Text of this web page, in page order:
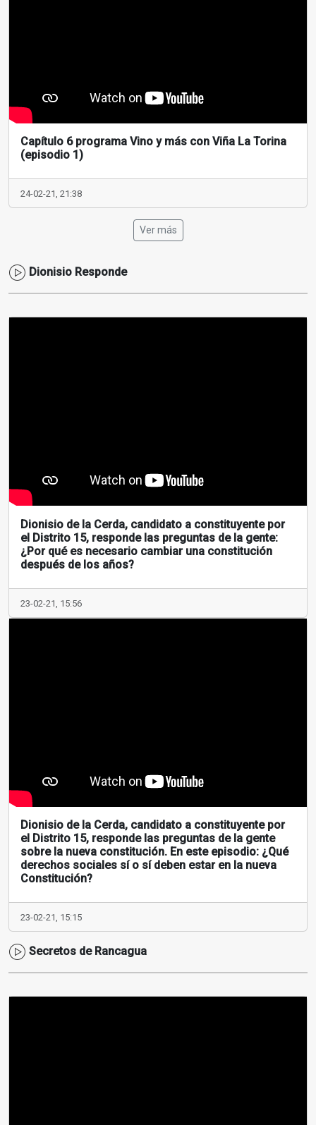
Capítulo 6 programa Vino y más con Viña La Torina
(episodio 1)
24-02-21, 21:38
Ver más
Dionisio Responde
Dionisio de la Cerda, candidato a constituyente por
el Distrito 15, responde las preguntas de la gente:
¿Por qué es necesario cambiar una constitución
después de los años?
23-02-21, 15:56
Dionisio de la Cerda, candidato a constituyente por
el Distrito 15, responde las preguntas de la gente
sobre la nueva constitución. En este episodio: ¿Qué
derechos sociales sí o sí deben estar en la nueva
Constitución?
23-02-21, 15:15
Secretos de Rancagua